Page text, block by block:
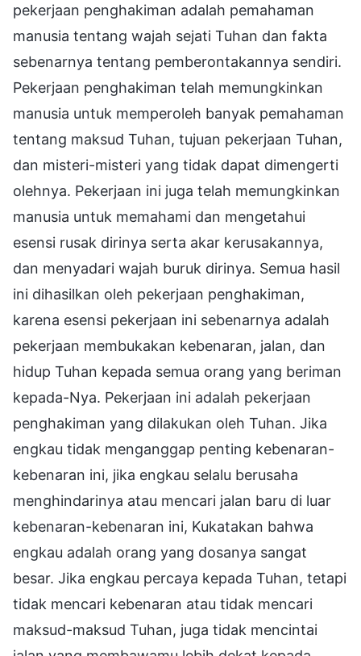
pekerjaan penghakiman adalah pemahaman
manusia tentang wajah sejati Tuhan dan fakta
sebenarnya tentang pemberontakannya sendiri.
Pekerjaan penghakiman telah memungkinkan
manusia untuk memperoleh banyak pemahaman
tentang maksud Tuhan, tujuan pekerjaan Tuhan,
dan misteri-misteri yang tidak dapat dimengerti
olehnya. Pekerjaan ini juga telah memungkinkan
manusia untuk memahami dan mengetahui
esensi rusak dirinya serta akar kerusakannya,
dan menyadari wajah buruk dirinya. Semua hasil
ini dihasilkan oleh pekerjaan penghakiman,
karena esensi pekerjaan ini sebenarnya adalah
pekerjaan membukakan kebenaran, jalan, dan
hidup Tuhan kepada semua orang yang beriman
kepada-Nya. Pekerjaan ini adalah pekerjaan
penghakiman yang dilakukan oleh Tuhan. Jika
engkau tidak menganggap penting kebenaran-
kebenaran ini, jika engkau selalu berusaha
menghindarinya atau mencari jalan baru di luar
kebenaran-kebenaran ini, Kukatakan bahwa
engkau adalah orang yang dosanya sangat
besar. Jika engkau percaya kepada Tuhan, tetapi
tidak mencari kebenaran atau tidak mencari
maksud-maksud Tuhan, juga tidak mencintai